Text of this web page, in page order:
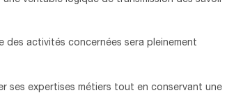
des activités concernées sera pleinement
ses expertises métiers tout en conservant une